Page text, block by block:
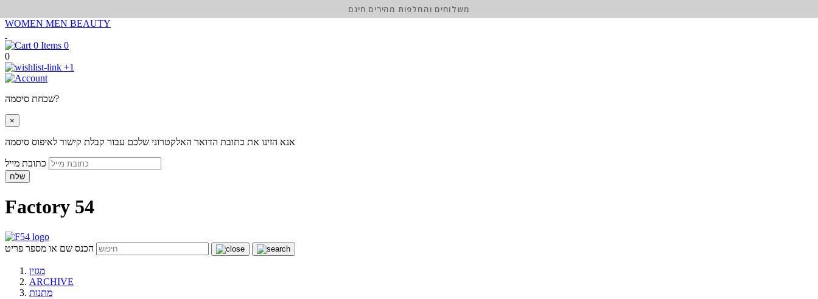
WOMEN MEN BEAUTY
0
0
+1
שכחת סיסמה?
×
אנא הזינו את כתובת הדואר האלקטרוני שלכם עבור קבלת קישור לאיפוס סיסמה
שלח
Factory 54
הכנס שם או מספר פריט
מגזין
ARCHIVE
מתנות
משלוחים והחלפות מהירים חינם